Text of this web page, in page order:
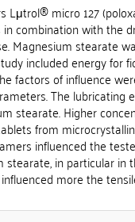
Lμtrol® micro 127
combination with the
Magnesium stearate
included energy for
factors of influence
The lubricating
stearate. Higher
from
influenced the
in particular in
more the